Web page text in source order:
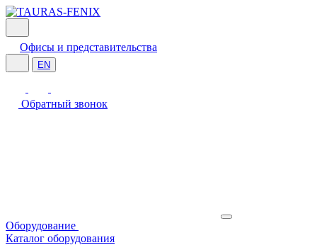
Офисы и представительства
EN
Обратный звонок
Оборудование
Каталог оборудования